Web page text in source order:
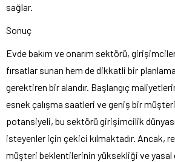
sağlar.
Sonuç
Evde bakım ve onarım sektörü,
fırsatlar sunan hem de dikkatli bir
gerektiren bir alandır. Başlangıç
esnek çalışma saatleri ve geniş bir
potansiyeli, bu sektörü girişimcilik
isteyenler için çekici kılmaktadır. Ancak,
müşteri beklentilerinin yüksekliği ve yasal